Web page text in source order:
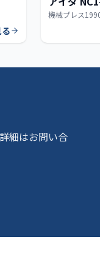
機械プレス
細はお問い合